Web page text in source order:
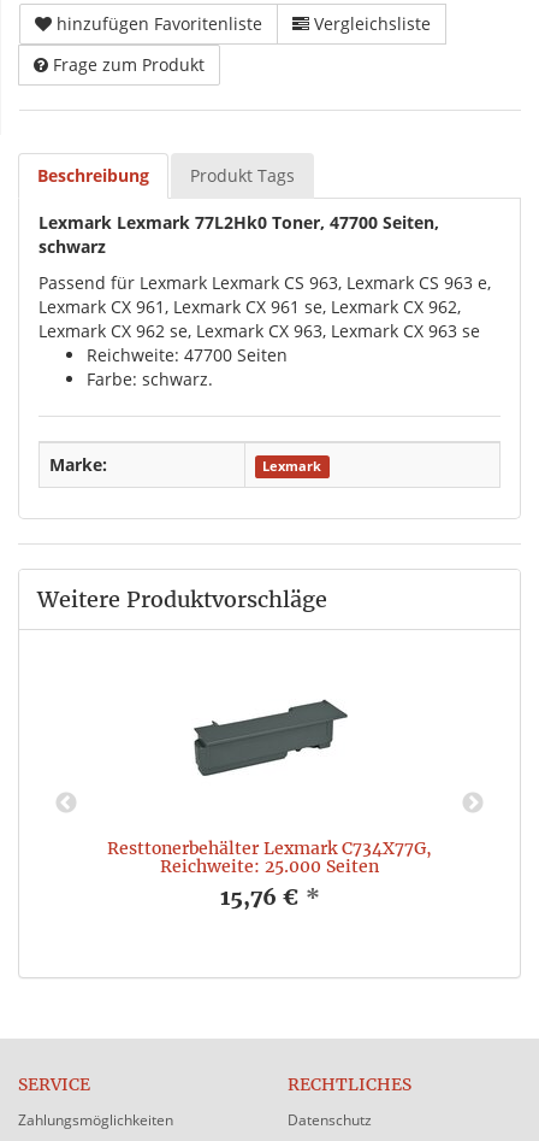
hinzufügen Favoritenliste
Vergleichsliste
Frage zum Produkt
Beschreibung Produkt Tags
Lexmark Lexmark 77L2Hk0 Toner, 47700 Seiten,
schwarz
Passend für Lexmark Lexmark CS 963, Lexmark CS 963 e,
Lexmark CX 961, Lexmark CX 961 se, Lexmark CX 962,
Lexmark CX 962 se, Lexmark CX 963, Lexmark CX 963 se
Reichweite: 47700 Seiten
Farbe: schwarz.
Marke: Lexmark
Weitere Produktvorschläge
Resttonerbehälter Lexmark C734X77G,
Reichweite: 25.000 Seiten
15,76 € *
SERVICE
Zahlungsmöglichkeiten
RECHTLICHES
Datenschutz